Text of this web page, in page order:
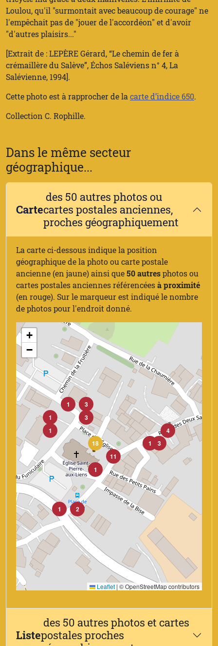
Loulou, qu'il "surmontait avec beaucoup de courage" ne
l'empêchait pas de "jouer de l'accordéon" et d'avoir
"d'autres plaisirs..."
[Extrait de : LEPÈRE Gérard, “Le chemin de fer à
crémaillère du Salève”, Échos Saléviens n° 4, La
Salévienne, 1994].
Cette photo est à rapprocher de la carte d’indice 650.
Collection C. Rophille.
Dans le même secteur
géographique...
Carte
des 50 autres photos ou
cartes postales anciennes,
proches géographiquement
La carte ci-dessous indique la position
géographique de la photo ou carte postale
ancienne (en jaune) ainsi que50 autresphotos ou
cartes postales anciennes référencéesà proximité
(en rouge). Sur le marqueur est indiqué le nombre
de photos pour l'endroit donné.
18
3
11
1
3
1
1
1
1
2
3
1
4
+
−
Leaflet | © OpenStreetMap contributors
Liste
des 50 autres photos et cartes
postales proches